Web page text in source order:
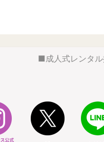
成人式レンタ